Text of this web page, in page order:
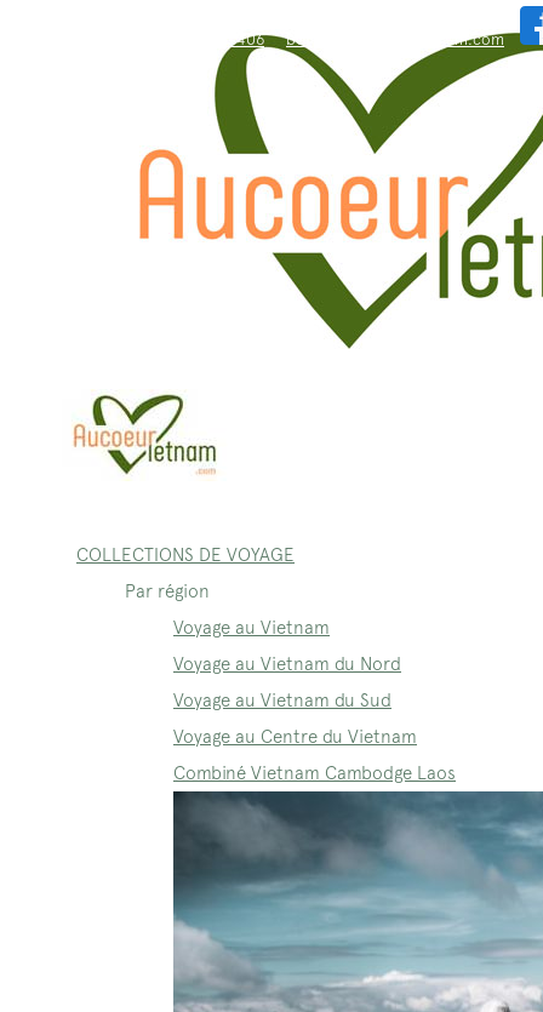
WhatsApp: +84.909.426.406 bonjour@aucoeurvietnam.com
COLLECTIONS DE VOYAGE
Par région
Voyage au Vietnam
Voyage au Vietnam du Nord
Voyage au Vietnam du Sud
Voyage au Centre du Vietnam
Combiné Vietnam Cambodge Laos